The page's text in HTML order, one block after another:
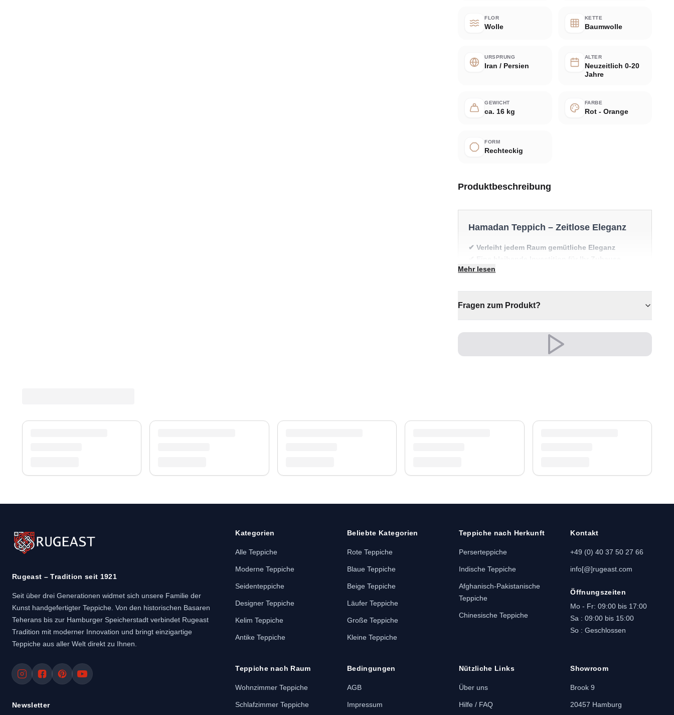
FLOR
Wolle
KETTE
Baumwolle
URSPRUNG
Iran / Persien
ALTER
Neuzeitlich 0-20
Jahre
GEWICHT
ca. 16 kg
FARBE
Rot - Orange
FORM
Rechteckig
Produktbeschreibung
Hamadan Teppich – Zeitlose Eleganz
✔ Verleiht jedem Raum gemütliche Eleganz
✔ Zeitloses Design für jeden Raum
✔ Passt zu moderner und klassischer Einrichtung
Mehr lesen
Fragen zum Produkt?
Rugeast – Tradition seit 1921
Seit über drei Generationen widmet sich unsere Familie der
Kunst handgefertigter Teppiche. Von den historischen Basaren
Teherans bis zur Hamburger Speicherstadt verbindet Rugeast
Tradition mit moderner Innovation und bringt einzigartige
Teppiche aus aller Welt direkt zu Ihnen.
Newsletter
Kategorien
Alle Teppiche
Moderne Teppiche
Seidenteppiche
Designer Teppiche
Kelim Teppiche
Antike Teppiche
Beliebte Kategorien
Rote Teppiche
Blaue Teppiche
Beige Teppiche
Läufer Teppiche
Große Teppiche
Kleine Teppiche
Teppiche nach Herkunft
Perserteppiche
Indische Teppiche
Afghanisch-Pakistanische
Teppiche
Chinesische Teppiche
Kontakt
+49 (0) 40 37 50 27 66
info[@]rugeast.com
Öffnungszeiten
Mo - Fr: 09:00 bis 17:00
Sa : 09:00 bis 15:00
So : Geschlossen
Teppiche nach Raum
Wohnzimmer Teppiche
Schlafzimmer Teppiche
Bedingungen
AGB
Impressum
Nützliche Links
Über uns
Hilfe / FAQ
Showroom
Brook 9
20457 Hamburg